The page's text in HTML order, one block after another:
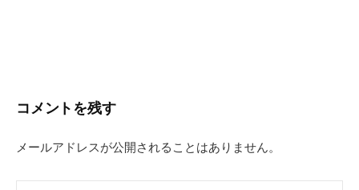
コメントを残す
メールアドレスが公開されることはありません。